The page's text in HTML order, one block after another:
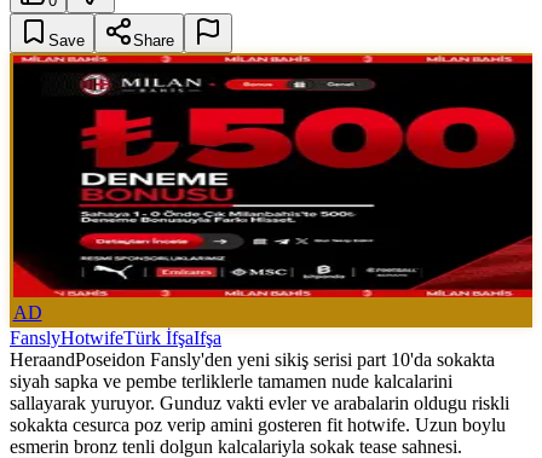
Save Share
AD
FanslyHotwifeTürk İfşaIfşa
HeraandPoseidon Fansly'den yeni sikiş serisi part 10'da sokakta
siyah sapka ve pembe terliklerle tamamen nude kalcalarini
sallayarak yuruyor. Gunduz vakti evler ve arabalarin oldugu riskli
sokakta cesurca poz verip amini gosteren fit hotwife. Uzun boylu
esmerin bronz tenli dolgun kalcalariyla sokak tease sahnesi.